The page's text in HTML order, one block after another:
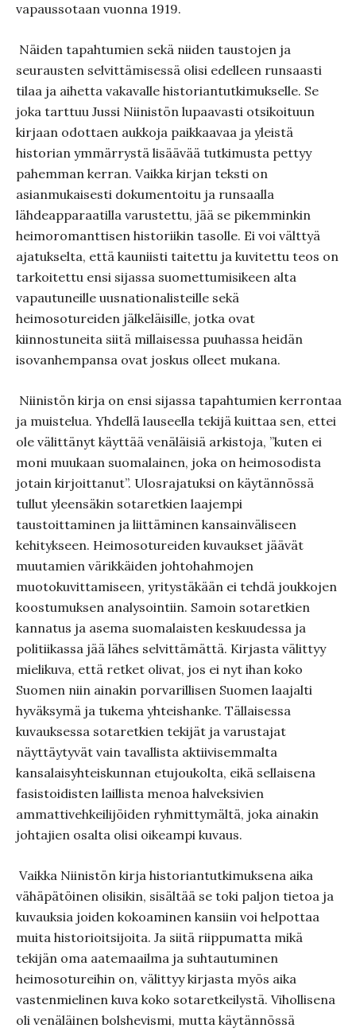
vapaussotaan vuonna 1919.
Näiden tapahtumien sekä niiden taustojen ja
seurausten selvittämisessä olisi edelleen runsaasti
tilaa ja aihetta vakavalle historiantutkimukselle. Se
joka tarttuu Jussi Niinistön lupaavasti otsikoituun
kirjaan odottaen aukkoja paikkaavaa ja yleistä
historian ymmärrystä lisäävää tutkimusta pettyy
pahemman kerran. Vaikka kirjan teksti on
asianmukaisesti dokumentoitu ja runsaalla
lähdeapparaatilla varustettu, jää se pikemminkin
heimoromanttisen historiikin tasolle. Ei voi välttyä
ajatukselta, että kauniisti taitettu ja kuvitettu teos on
tarkoitettu ensi sijassa suomettumisikeen alta
vapautuneille uusnationalisteille sekä
heimosotureiden jälkeläisille, jotka ovat
kiinnostuneita siitä millaisessa puuhassa heidän
isovanhempansa ovat joskus olleet mukana.
Niinistön kirja on ensi sijassa tapahtumien kerrontaa
ja muistelua. Yhdellä lauseella tekijä kuittaa sen, ettei
ole välittänyt käyttää venäläisiä arkistoja, ”kuten ei
moni muukaan suomalainen, joka on heimosodista
jotain kirjoittanut”. Ulosrajatuksi on käytännössä
tullut yleensäkin sotaretkien laajempi
taustoittaminen ja liittäminen kansainväliseen
kehitykseen. Heimosotureiden kuvaukset jäävät
muutamien värikkäiden johtohahmojen
muotokuvittamiseen, yritystäkään ei tehdä joukkojen
koostumuksen analysointiin. Samoin sotaretkien
kannatus ja asema suomalaisten keskuudessa ja
politiikassa jää lähes selvittämättä. Kirjasta välittyy
mielikuva, että retket olivat, jos ei nyt ihan koko
Suomen niin ainakin porvarillisen Suomen laajalti
hyväksymä ja tukema yhteishanke. Tällaisessa
kuvauksessa sotaretkien tekijät ja varustajat
näyttäytyvät vain tavallista aktiivisemmalta
kansalaisyhteiskunnan etujoukolta, eikä sellaisena
fasistoidisten laillista menoa halveksivien
ammattivehkeilijöiden ryhmittymältä, joka ainakin
johtajien osalta olisi oikeampi kuvaus.
Vaikka Niinistön kirja historiantutkimuksena aika
vähäpätöinen olisikin, sisältää se toki paljon tietoa ja
kuvauksia joiden kokoaminen kansiin voi helpottaa
muita historioitsijoita. Ja siitä riippumatta mikä
tekijän oma aatemaailma ja suhtautuminen
heimosotureihin on, välittyy kirjasta myös aika
vastenmielinen kuva koko sotaretkeilystä. Vihollisena
oli venäläinen bolshevismi, mutta käytännössä